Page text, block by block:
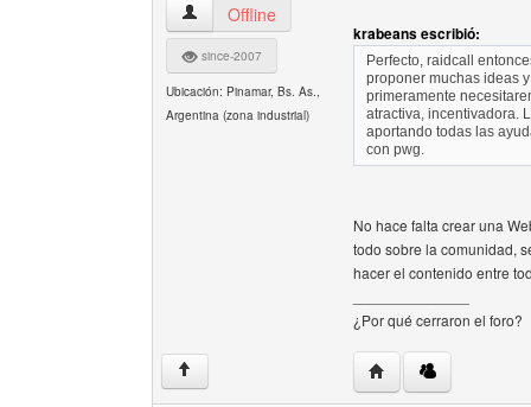
pinamar Ver perfil del usuario
Offline
since-2007
Ubicación: Pinamar, Bs. As.,
Argentina (zona industrial)
krabeans escribió:
Perfecto, raidcall
proponer muchas ideas
primeramente
atractiva, incentivadora.
aportando todas las
con pwg.
No hace falta crear una
todo sobre la comunidad,
hacer el contenido entre
¿Por qué cerraron el foro?
↑ Visitar sitio web del